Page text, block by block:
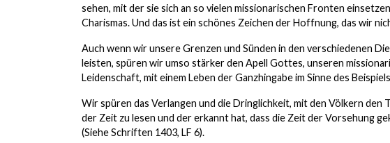
sehen, mit der sie sich an so vielen missionarischen Fronten
Charismas. Und das ist ein schönes Zeichen der Hoffnung, das wir
Auch wenn wir unsere Grenzen und Sünden in den verschiedenen
leisten, spüren wir umso stärker den Apell Gottes, unseren
Leidenschaft, mit einem Leben der Ganzhingabe im Sinne des
Wir spüren das Verlangen und die Dringlichkeit, mit den Völkern den
der Zeit zu lesen und der erkannt hat, dass die Zeit der Vorsehung
(Siehe Schriften 1403, LF 6).